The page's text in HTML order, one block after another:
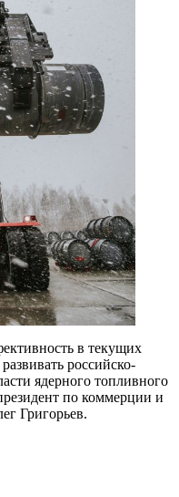
в текущих
российско-
ядерного топливного
по коммерции и
Григорьев.